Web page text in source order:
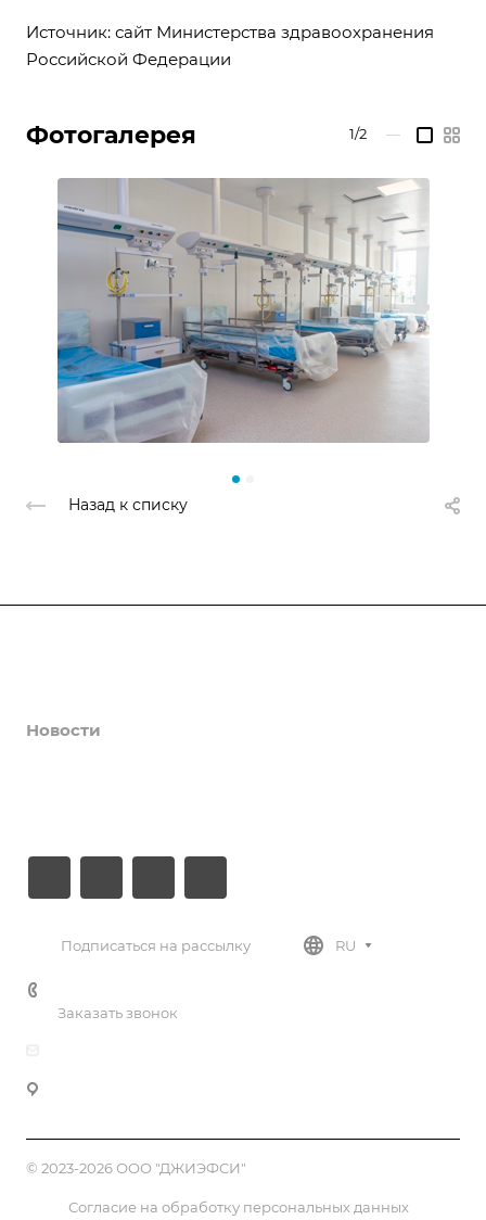
Источник: сайт Министерства здравоохранения
Российской Федерации
Фотогалерея 1/2 —
Назад к списку
Новости
Подписаться на рассылку RU
Заказать звонок
© 2023-2026 ООО "ДЖИЭФСИ"
Согласие на обработку персональных данных